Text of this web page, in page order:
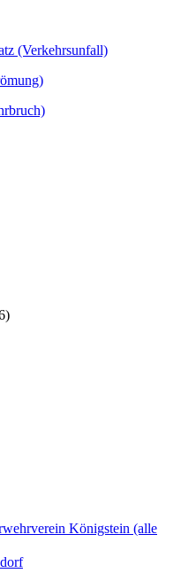
(Verkehrsunfall)